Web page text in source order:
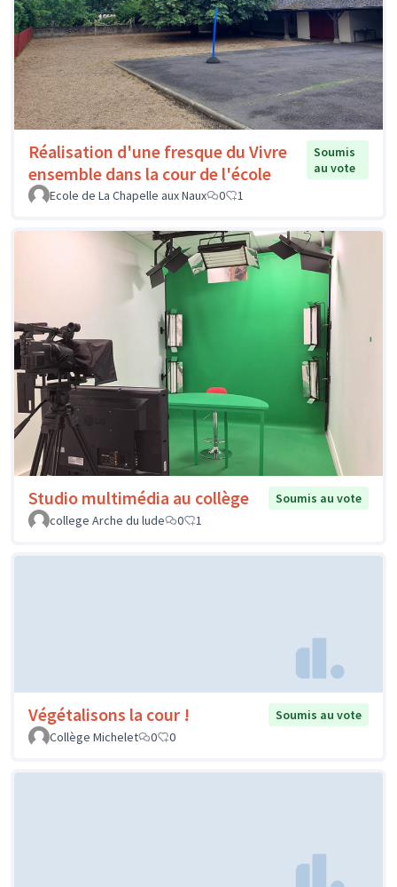
Réalisation d'une fresque du Vivre
ensemble dans la cour de l'école
Soumis
au vote
Ecole de La Chapelle aux Naux
0 1
Studio multimédia au collège
Soumis au vote
college Arche du lude
0 1
Végétalisons la cour !
Soumis au vote
Collège Michelet
0 0